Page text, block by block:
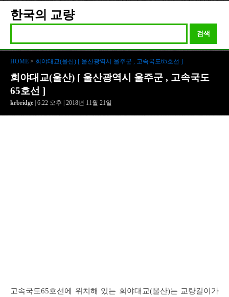
한국의 교량
검색
HOME > 회야대교(울산) [ 울산광역시 울주군 , 고속국도65호선 ]
회야대교(울산) [ 울산광역시 울주군 , 고속국도
65호선 ]
krbridge | 6:22 오후 | 2018년 11월 21일
고속국도65호선에 위치해 있는 회야대교(울산)는 교량길이가